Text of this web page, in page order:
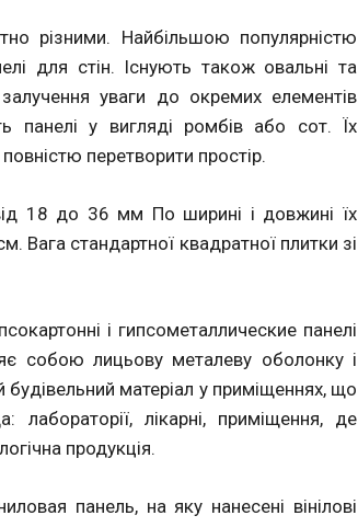
різними. Найбільшою популярністю
для стін. Існують також овальні та
уваги до окремих елементів
панелі у вигляді ромбів або сот. Їх
перетворити простір.
18 до 36 мм По ширині і довжині їх
Вага стандартної квадратної плитки зі
і гипсометаллические панелі
собою лицьову металеву оболонку і
будівельний матеріал у приміщеннях, що
лікарні, приміщення, де
продукція.
панель, на яку нанесені вінілові